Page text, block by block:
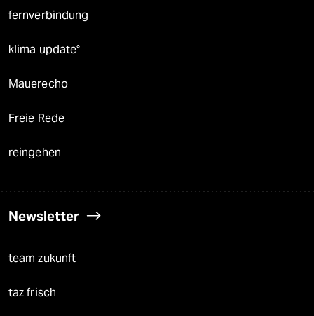
fernverbindung
klima update°
Mauerecho
Freie Rede
reingehen
Newsletter
team zukunft
taz frisch